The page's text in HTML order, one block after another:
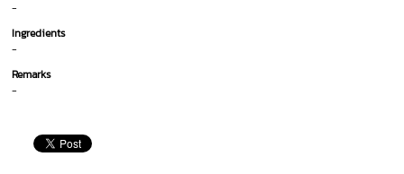
-
Ingredients
-
Remarks
-